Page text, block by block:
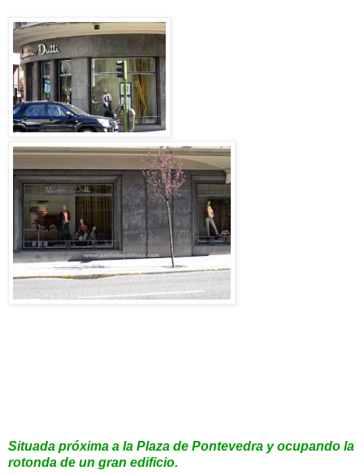
Situada próxima a la Plaza de Pontevedra y ocupando la
rotonda de un gran edificio.